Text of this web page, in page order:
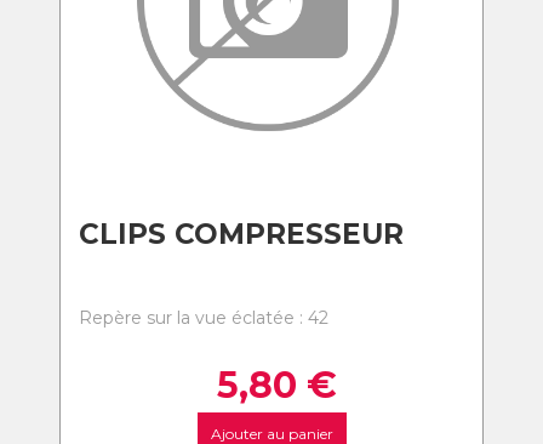
CLIPS COMPRESSEUR
Repère sur la vue éclatée : 42
5,80 €
Ajouter au panier